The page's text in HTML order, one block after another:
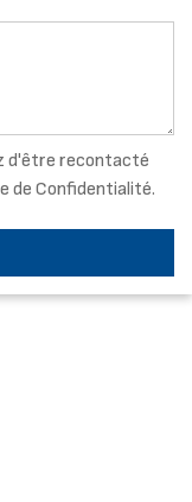
d'être recontacté
de Confidentialité.